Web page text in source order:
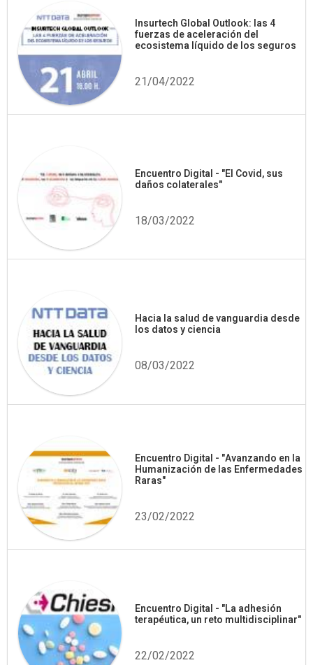
Insurtech Global Outlook: las 4
fuerzas de aceleración del
ecosistema líquido de los seguros
21/04/2022
Encuentro Digital - "El Covid, sus
daños colaterales"
18/03/2022
Hacia la salud de vanguardia desde
los datos y ciencia
08/03/2022
Encuentro Digital - "Avanzando en la
Humanización de las Enfermedades
Raras"
23/02/2022
Encuentro Digital - "La adhesión
terapéutica, un reto multidisciplinar"
22/02/2022